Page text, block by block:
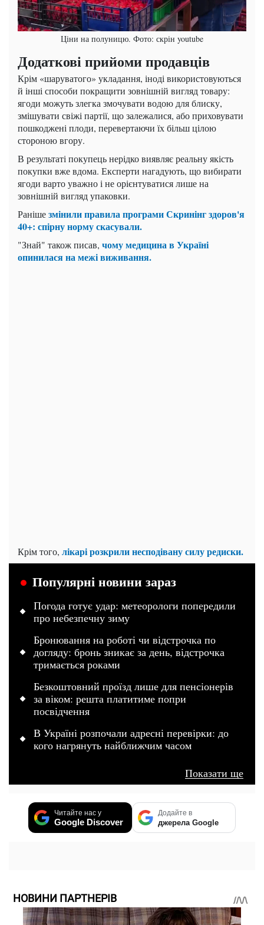
Ціни на полуницю. Фото: скрін youtube
Додаткові прийоми продавців
Крім «шаруватого» укладання, іноді використовуються
й інші способи покращити зовнішній вигляд товару:
ягоди можуть злегка змочувати водою для блиску,
змішувати свіжі партії, що залежалися, або приховувати
пошкоджені плоди, перевертаючи їх більш цілою
стороною вгору.
В результаті покупець нерідко виявляє реальну якість
покупки вже вдома. Експерти нагадують, що вибирати
ягоди варто уважно і не орієнтуватися лише на
зовнішній вигляд упаковки.
Ранішезмінили правила програми Скринінг здоров'я
40+: спірну норму скасували.
"Знай" також писав, чому медицина в Україні
опинилася на межі виживання.
Крім того, лікарі розкрили несподівану силу редиски.
Популярні новини зараз
Погода готує удар: метеорологи попередили
про небезпечну зиму
Бронювання на роботі чи відстрочка по
догляду: бронь зникає за день, відстрочка
тримається роками
Безкоштовний проїзд лише для пенсіонерів
за віком: решта платитиме попри
посвідчення
В Україні розпочали адресні перевірки: до
кого нагрянуть найближчим часом
Показати ще
Читайте нас у
Google Discover
Додайте в
джерела Google
НОВИНИ ПАРТНЕРІВ